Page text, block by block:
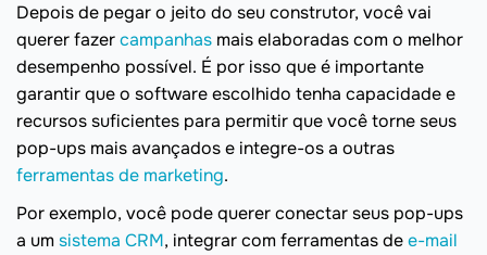
Depois de pegar o jeito do seu construtor, você vai
querer fazercampanhas mais elaboradas com o melhor
desempenho possível. É por isso que é importante
garantir que o software escolhido tenha capacidade e
recursos suficientes para permitir que você torne seus
pop-ups mais avançados e integre-os a outras
ferramentas de marketing.
Por exemplo, você pode querer conectar seus pop-ups
a umsistema CRM, integrar com ferramentas dee-mail